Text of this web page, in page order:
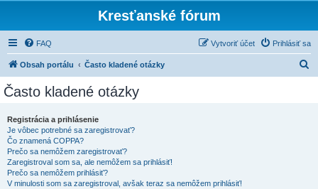
Kresťanské fórum
FAQ Prihlásiť sa
Vytvoriť účet
Obsah portálu Často kladené otázky
Často kladené otázky
Registrácia a prihlásenie
Je vôbec potrebné sa zaregistrovať?
Čo znamená COPPA?
Prečo sa nemôžem zaregistrovať?
Zaregistroval som sa, ale nemôžem sa prihlásiť!
Prečo sa nemôžem prihlásiť?
V minulosti som sa zaregistroval, avšak teraz sa nemôžem prihlásiť!